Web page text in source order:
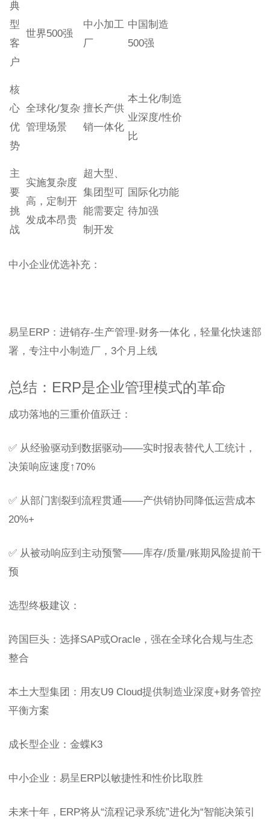
典
型
客
户
世界500强
中小加工
厂
中国制造
500强
核
心
优
势
全球化/复杂
管理场景
擅长产供
销一体化
本土化/制造
业深度/性价
比
主
要
挑
战
实施复杂度
高，定制开
发成本昂贵
超大型、
集团型可
能需要定
制开发
国际化功能
待加强
中小企业优选补充：
易呈ERP：进销存-生产管理-财务一体化，轻量化快速部
署，专注中小制造厂，3个月上线
总结：ERP是企业管理模式的革命
成功落地的三重价值跃迁：
✅ 从经验驱动到数据驱动——实时报表替代人工统计，
决策响应速度↑70%
✅ 从部门割裂到流程贯通——产供销协同降低运营成本
20%+
✅ 从被动响应到主动预警——库存/质量/账期风险提前干
预
选型终极建议：
跨国巨头：选择SAP或Oracle，强在全球化合规与生态
整合
本土大型集团：用友U9 Cloud提供制造业深度+财务管控
平衡方案
成长型企业：金蝶K3
中小企业：易呈ERP以敏捷性和性价比取胜
未来十年，ERP将从“流程记录系统”进化为“智能决策引